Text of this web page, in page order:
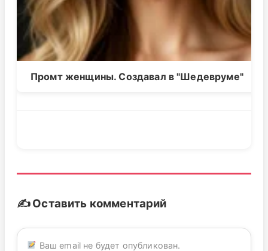
Промт женщины. Создавал в "Шедевруме"
✍️ Оставить комментарий
Ваш email не будет опубликован.